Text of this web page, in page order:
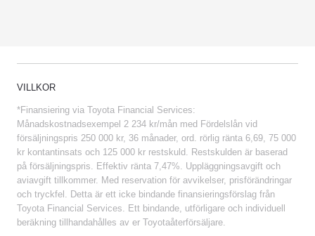
VILLKOR
*Finansiering via Toyota Financial Services:
Månadskostnadsexempel 2 234 kr/mån med Fördelslån vid
försäljningspris 250 000 kr, 36 månader, ord. rörlig ränta 6,69, 75 000
kr kontantinsats och 125 000 kr restskuld. Restskulden är baserad
på försäljningspris. Effektiv ränta 7,47%. Uppläggningsavgift och
aviavgift tillkommer. Med reservation för avvikelser, prisförändringar
och tryckfel. Detta är ett icke bindande finansieringsförslag från
Toyota Financial Services. Ett bindande, utförligare och individuell
beräkning tillhandahålles av er Toyotaåterförsäljare.